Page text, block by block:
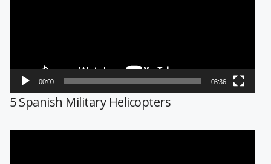
00:00 03:36
5 Spanish Military Helicopters